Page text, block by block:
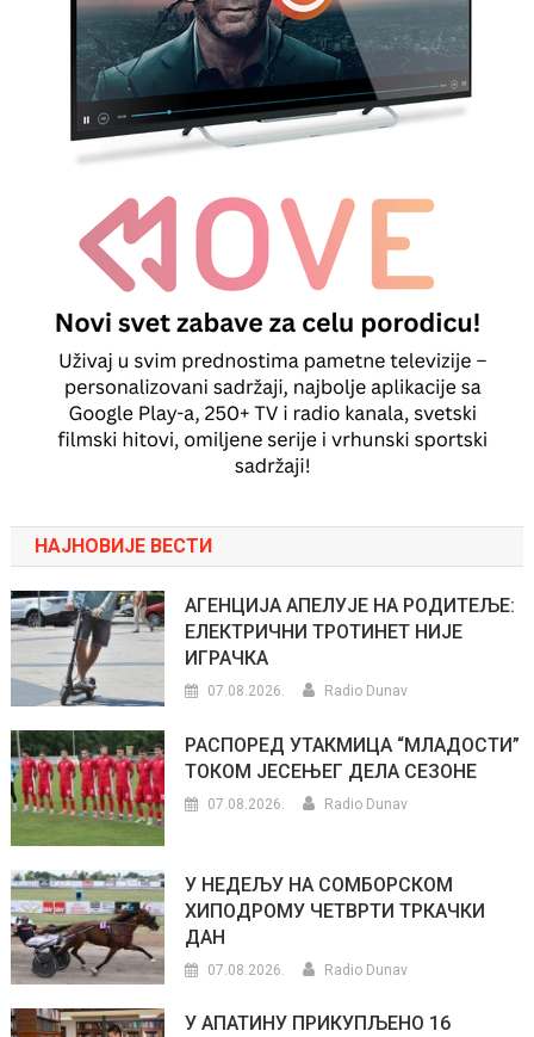
НАЈНОВИЈЕ ВЕСТИ
АГЕНЦИЈА АПЕЛУЈЕ НА РОДИТЕЉЕ:
ЕЛЕКТРИЧНИ ТРОТИНЕТ НИЈЕ
ИГРАЧКА
07.08.2026. Radio Dunav
РАСПОРЕД УТАКМИЦА “МЛАДОСТИ”
ТОКОМ ЈЕСЕЊЕГ ДЕЛА СЕЗОНЕ
07.08.2026. Radio Dunav
У НЕДЕЉУ НА СОМБОРСКОМ
ХИПОДРОМУ ЧЕТВРТИ ТРКАЧКИ
ДАН
07.08.2026. Radio Dunav
У АПАТИНУ ПРИКУПЉЕНО 16